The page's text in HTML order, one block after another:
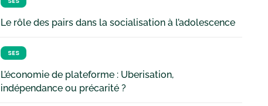
Le rôle des pairs dans la socialisation à l’adolescence
SES
L’économie de plateforme : Uberisation,
indépendance ou précarité ?